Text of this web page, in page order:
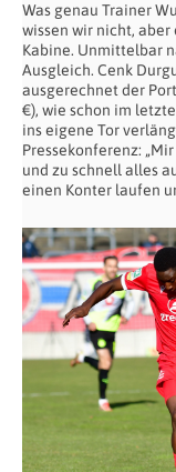
Was genau Trainer
wissen wir nicht,
Kabine. Unmittelbar
Ausgleich. Cenk
ausgerechnet der
€), wie schon im
ins eigene Tor
Pressekonferenz:
und zu schnell alles
einen Konter laufen